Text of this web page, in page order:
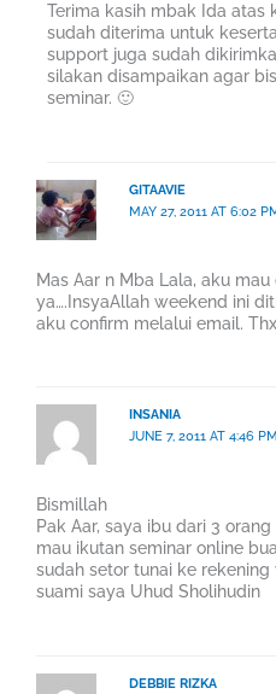
Terima kasih mbak Ida atas
sudah diterima untuk
support juga sudah
silakan disampaikan agar
seminar. 🙂
GITAAVIE
MAY 27, 2011 AT 6:02
Mas Aar n Mba Lala, aku
ya….InsyaAllah weekend ini
aku confirm melalui email. Thx
INSANIA
JUNE 7, 2011 AT 4:46 PM
Bismillah
Pak Aar, saya ibu dari 3
mau ikutan seminar online
sudah setor tunai ke
suami saya Uhud Sholihudin
DEBBIE RIZKA